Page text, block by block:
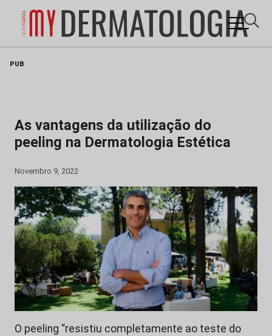
PUB
As vantagens da utilização do
peeling na Dermatologia Estética
Novembro 9, 2022
O peeling “resistiu completamente ao teste do